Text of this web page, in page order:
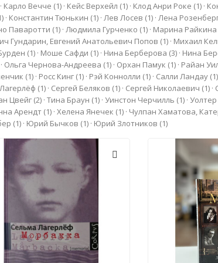
· Карло Вечче (1) · Кейс Верхейл (1) · Клод Анри Роке (1) ·
· Константин Тюнькин (1) ·Лев Лосев (1) ·Лена
Паваротти (1) ·Людмила Гурченко (1) · Марина Райкина
Гундарин, Евгений Анатольевич Попов (1) · Михаил
(1) · Моше Сафди (1) · Нина Берберова (3) · Нина
· Ольга Чернова-Андреева (1) · Орхан Памук (1) · Райан
(1) · Росс Кинг (1) · Рэй Коннолли (1) · Салли Ландау (1)
(1) · Сергей Беляков (1) · Сергей Николаевич (1) ·
Цвейг (2) ·Тина Браун (1) ·Уинстон Черчилль (1) ·
Арендт (1) ·Хелена Янечек (1) · Чулпан Хаматова,
(1) · Юрий Бычков (1) · Юрий Злотников (1)